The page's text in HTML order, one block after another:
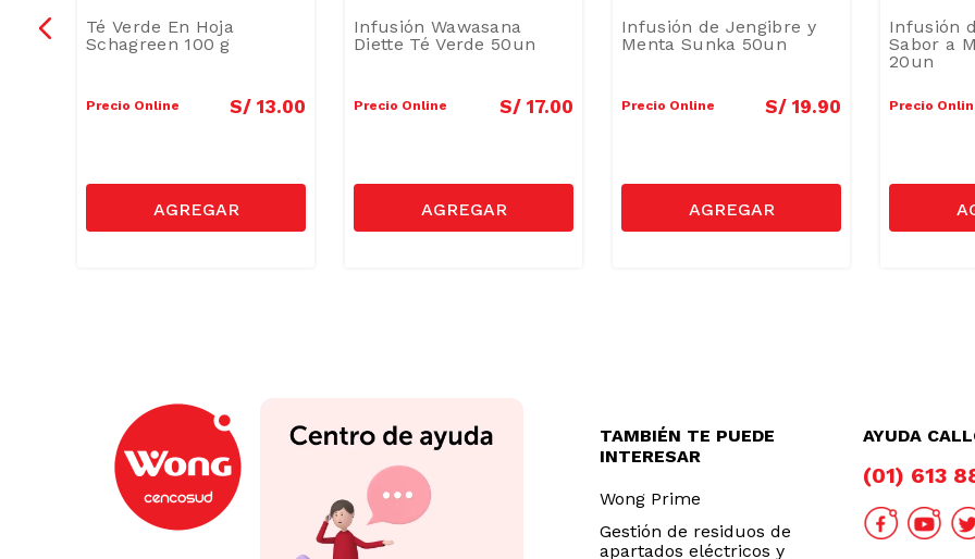
Té Verde En Hoja
Schagreen 100 g
Precio Online S/ 13.00
Infusión Wawasana
Diette Té Verde 50un
Precio Online S/ 17.00
Infusión de Jengibre y
Menta Sunka 50un
Precio Online S/ 19.90
Infusión
Sabor a
20un
Precio
TAMBIÉN TE PUEDE
INTERESAR
Wong Prime
Gestión de residuos de
apartados eléctricos y
AYUDA
(01) 613